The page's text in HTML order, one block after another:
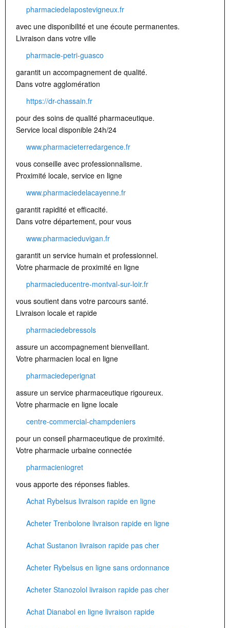
pharmaciedelapostevigneux.fr
avec une disponibilité et une écoute permanentes.
Livraison dans votre ville
pharmacie-petri-guasco
garantit un accompagnement de qualité.
Dans votre agglomération
https://dr-chassain.fr
pour des soins de qualité pharmaceutique.
Service local disponible 24h/24
www.pharmacieterredargence.fr
vous conseille avec professionnalisme.
Proximité locale, service en ligne
www.pharmaciedelacayenne.fr
garantit rapidité et efficacité.
Dans votre département, pour vous
www.pharmacieduvigan.fr
garantit un service humain et professionnel.
Votre pharmacie de proximité en ligne
pharmacieducentre-montval-sur-loir.fr
vous soutient dans votre parcours santé.
Livraison locale et rapide
pharmaciedebressols
assure un accompagnement bienveillant.
Votre pharmacien local en ligne
pharmaciedeperignat
assure un service pharmaceutique rigoureux.
Votre pharmacie en ligne locale
centre-commercial-champdeniers
pour un conseil pharmaceutique de proximité.
Votre pharmacie urbaine connectée
pharmacieniogret
vous apporte des réponses fiables.
Achat Rybelsus livraison rapide en ligne
Acheter Trenbolone livraison rapide en ligne
Achat Sustanon livraison rapide pas cher
Acheter Rybelsus en ligne sans ordonnance
Acheter Stanozolol livraison rapide pas cher
Achat Dianabol en ligne livraison rapide